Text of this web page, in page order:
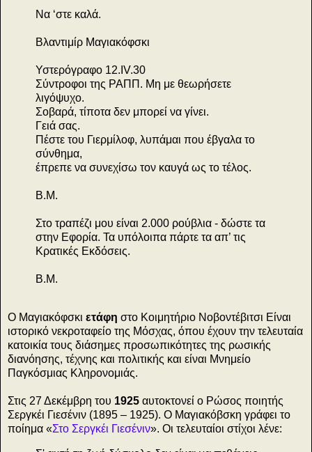
Να ‘στε καλά.
Βλαντιμίρ Μαγιακόφσκι
Υστερόγραφο 12.IV.30
Σύντροφοι της ΡΑΠΠ. Μη με θεωρήσετε
λιγόψυχο.
Σοβαρά, τίποτα δεν μπορεί να γίνει.
Γειά σας.
Πέστε του Γιερμίλοφ, λυπάμαι που έβγαλα το
σύνθημα,
έπρεπε να συνεχίσω τον καυγά ως το τέλος.
Β.Μ.
Στο τραπέζι μου είναι 2.000 ρούβλια - δώστε τα
στην Εφορία. Τα υπόλοιπα πάρτε τα απ’ τις
Κρατικές Εκδόσεις.
Β.Μ.
Ο Μαγιακόφσκι ετάφη στο Κοιμητήριο Νοβοντέβιτσι Είναι
ιστορικό νεκροταφείο της Μόσχας, όπου έχουν την τελευταία
κατοικία τους διάσημες προσωπικότητες της ρωσικής
διανόησης, τέχνης και πολιτικής και είναι Μνημείο
Παγκόσμιας Κληρονομιάς.
Στις 27 Δεκέμβρη του 1925 αυτοκτονεί ο Ρώσος ποιητής
Σεργκέι Γιεσένιν (1895 – 1925). Ο Μαγιακόβσκη γράφει το
ποίημα «Στο Σεργκέι Γιεσένιν». Οι τελευταίοι στίχοι λένε: